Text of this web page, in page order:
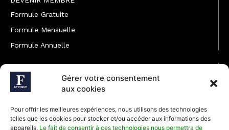
Gérer votre consentement
aux cookies
Pour offrir les meilleures expériences, nous utilisons des technologies
telles que les cookies pour stocker et/ou accéder aux informations des
appareils. Le fait de consentir à ces technologies nous permettra de
Formule Gratuite
Formule Mensuelle
Formule Annuelle
JOINDRE L'ÉQUIPE
Rédaction
Développement commercial